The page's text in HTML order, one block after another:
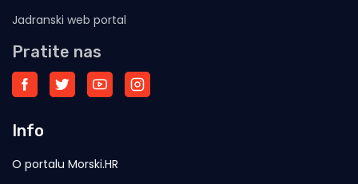
Jadranski web portal
Pratite nas
Info
O portalu Morski.HR